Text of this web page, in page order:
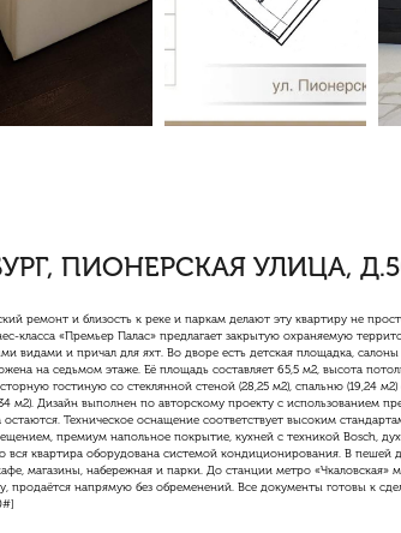
ПИОНЕРСКАЯ УЛИЦА,
ремонт и близость к реке и паркам делают эту квартиру не
класса «Премьер Палас» предлагает закрытую охраняемую
видами и причал для яхт. Во дворе есть детская площадка,
на седьмом этаже. Её площадь составляет 65,5 м2, высота
гостиную со стеклянной стеной (28,25 м2), спальню (19,24
м2). Дизайн выполнен по авторскому проекту с использованием
Техническое оснащение соответствует высоким
премиум напольное покрытие, кухней с техникой Bosch,
квартира оборудована системой кондиционирования. В пешей
магазины, набережная и парки. До станции метро
продаётся напрямую без обременений. Все документы готовы к